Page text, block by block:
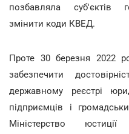
позбавляла суб'єктів
змінити коди КВЕД.
Проте 30 березня 2022
забезпечити
державному реєстрі
підприємців і
Міністерство